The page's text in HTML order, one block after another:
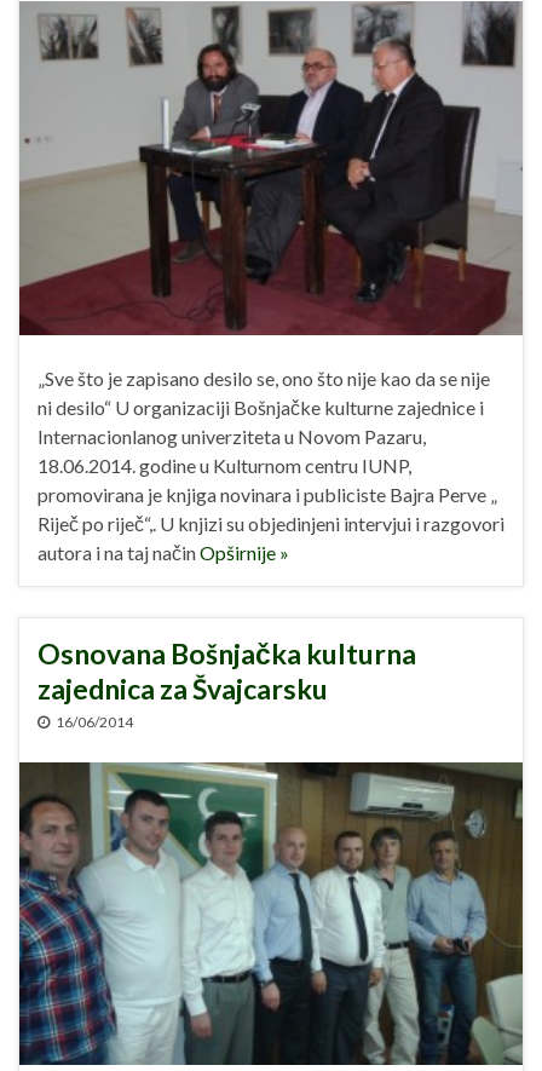
„Sve što je zapisano desilo se, ono što nije kao da se nije
ni desilo“ U organizaciji Bošnjačke kulturne zajednice i
Internacionlanog univerziteta u Novom Pazaru,
18.06.2014. godine u Kulturnom centru IUNP,
promovirana je knjiga novinara i publiciste Bajra Perve „
Riječ po riječ“,. U knjizi su objedinjeni intervjui i razgovori
autora i na taj načinOpširnije »
Osnovana Bošnjačka kulturna
zajednica za Švajcarsku
16/06/2014